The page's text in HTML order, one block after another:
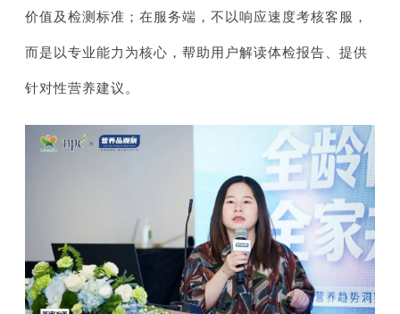
价值及检测标准；在服务端，不以响应速度考核客服，
而是以专业能力为核心，帮助用户解读体检报告、提供
针对性营养建议。